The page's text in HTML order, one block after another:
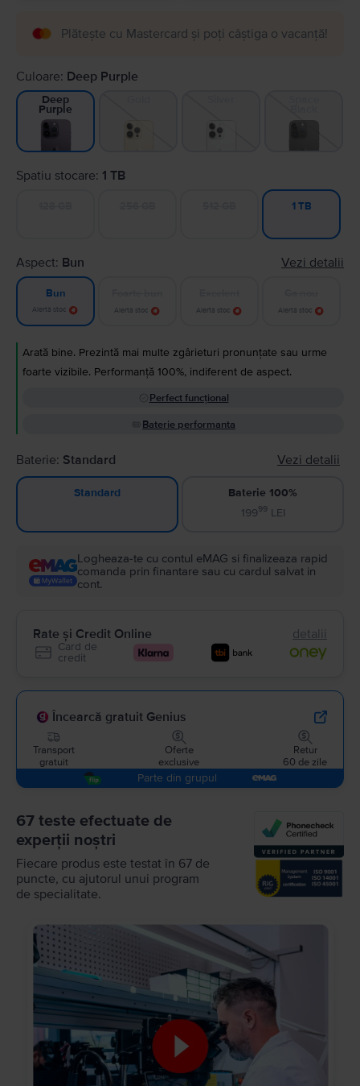
Plătește cu Mastercard și poți câștiga o vacanță!
Culoare: Deep Purple
Deep
Purple
Spatiu stocare: 1 TB
1 TB
Aspect: Bun Vezi detalii
Bun
Alertă stoc Alertă stoc Alertă stoc Alertă stoc
Arată bine. Prezintă mai multe zgârieturi pronunțate sau urme
foarte vizibile. Performanță 100%, indiferent de aspect.
Perfect funcțional
Baterie performanta
Baterie: Standard Vezi detalii
Standard
Baterie 100%
19999LEI
Logheaza-te cu contul eMAG si finalizeaza rapid
comanda prin finantare sau cu cardul salvat in
cont.
Rate și Credit Online detalii
Card de
credit
Încearcă gratuit Genius
Transport
gratuit
Oferte
exclusive
Retur
60 de zile
Parte din grupul
67 teste efectuate de
experții noștri
Fiecare produs este testat în 67 de
puncte, cu ajutorul unui program
de specialitate.